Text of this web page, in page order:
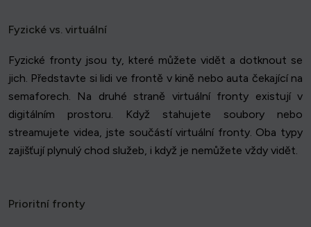
Fyzické vs. virtuální
Fyzické fronty jsou ty, které můžete vidět a dotknout se
jich. Představte si lidi ve frontě v kině nebo auta čekající na
semaforech. Na druhé straně virtuální fronty existují v
digitálním prostoru. Když stahujete soubory nebo
streamujete videa, jste součástí virtuální fronty. Oba typy
zajišťují plynulý chod služeb, i když je nemůžete vždy vidět.
Prioritní fronty